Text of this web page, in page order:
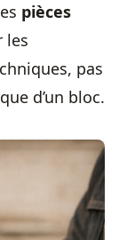
pièces
les
pas
d’un bloc.